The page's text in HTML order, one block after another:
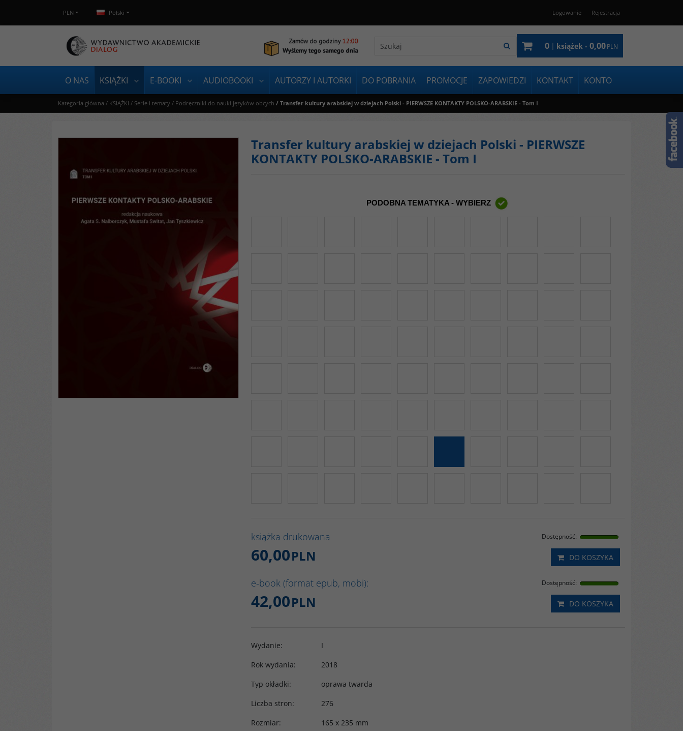
PLN Polski Logowanie Rejestracja
0 | książek - 0,00PLN
O NAS KSIĄŻKI E-BOOKI AUDIOBOOKI AUTORZY I AUTORKI DO POBRANIA PROMOCJE ZAPOWIEDZI KONTAKT KONTO
Kategoria główna / KSIĄŻKI / Serie i tematy / Podręczniki do nauki języków obcych / Transfer kultury arabskiej w dziejach Polski - PIERWSZE KONTAKTY POLSKO-ARABSKIE - Tom I
Transfer kultury arabskiej w dziejach Polski - PIERWSZE
KONTAKTY POLSKO-ARABSKIE - Tom I
PODOBNA TEMATYKA - WYBIERZ
książka drukowana Dostępność:
60,00PLN DO KOSZYKA
e-book (format epub, mobi): Dostępność:
42,00PLN DO KOSZYKA
Wydanie:
I
Rok wydania:
2018
Typ okładki:
oprawa twarda
Liczba stron:
276
Rozmiar:
165 x 235 mm